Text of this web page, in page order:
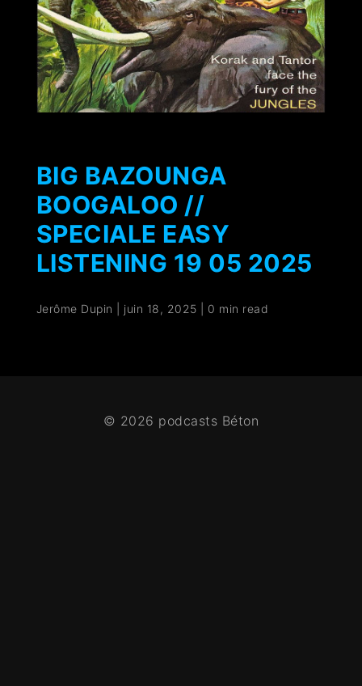
BIG BAZOUNGA
BOOGALOO //
SPECIALE EASY
LISTENING 19 05 2025
Jerôme Dupin juin 18, 2025 0 min read
© 2026 podcasts Béton